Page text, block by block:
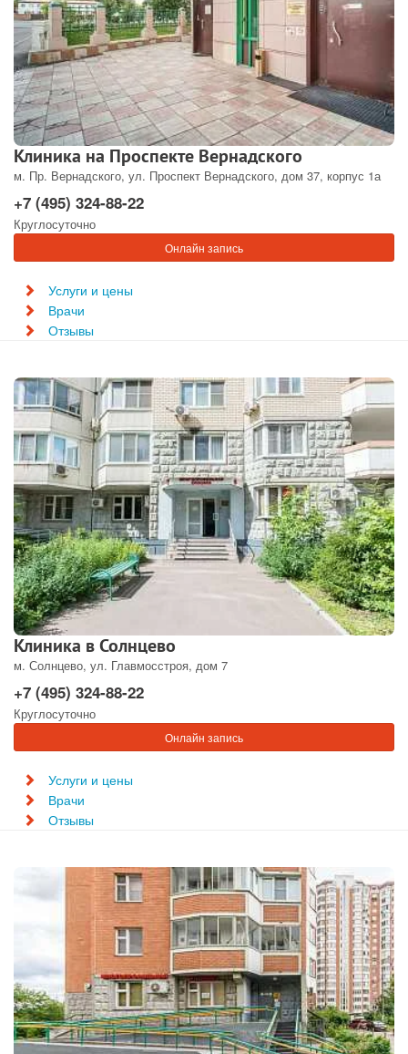
Клиника на Проспекте Вернадского
м. Пр. Вернадского, ул. Проспект Вернадского, дом 37, корпус 1а
+7 (495) 324-88-22
Круглосуточно
Онлайн запись
Услуги и цены
Врачи
Отзывы
Клиника в Солнцево
м. Солнцево, ул. Главмосстроя, дом 7
+7 (495) 324-88-22
Круглосуточно
Онлайн запись
Услуги и цены
Врачи
Отзывы